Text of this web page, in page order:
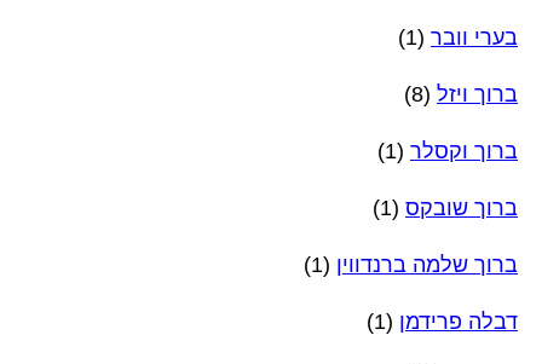
בערי וובר (1)
ברוך ויזל (8)
ברוך וקסלר (1)
ברוך שובקס (1)
ברוך שלמה ברנדווין (1)
דבלה פרידמן (1)